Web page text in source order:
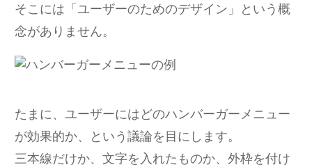
そこには「ユーザーのためのデザイン」という概
念がありません。
たまに、ユーザーにはどのハンバーガーメニュー
が効果的か、という議論を目にします。
三本線だけか、文字を入れたものか、外枠を付け